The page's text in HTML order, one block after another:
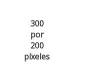
300
por
200
píxeles